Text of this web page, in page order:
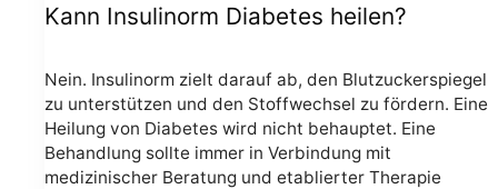
Kann Insulinorm Diabetes heilen?
Nein. Insulinorm zielt darauf ab, den Blutzuckerspiegel
zu unterstützen und den Stoffwechsel zu fördern. Eine
Heilung von Diabetes wird nicht behauptet. Eine
Behandlung sollte immer in Verbindung mit
medizinischer Beratung und etablierter Therapie